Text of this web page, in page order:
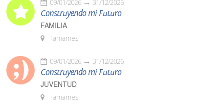
09/01/2026 31/12/2026
Construyendo mi Futuro
FAMILIA
Tamames
09/01/2026 31/12/2026
Construyendo mi Futuro
JUVENTUD
Tamames